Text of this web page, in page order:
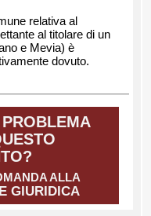
relativa al
al titolare di un
e Mevia) è
dovuto.
ALLA
GIURIDICA